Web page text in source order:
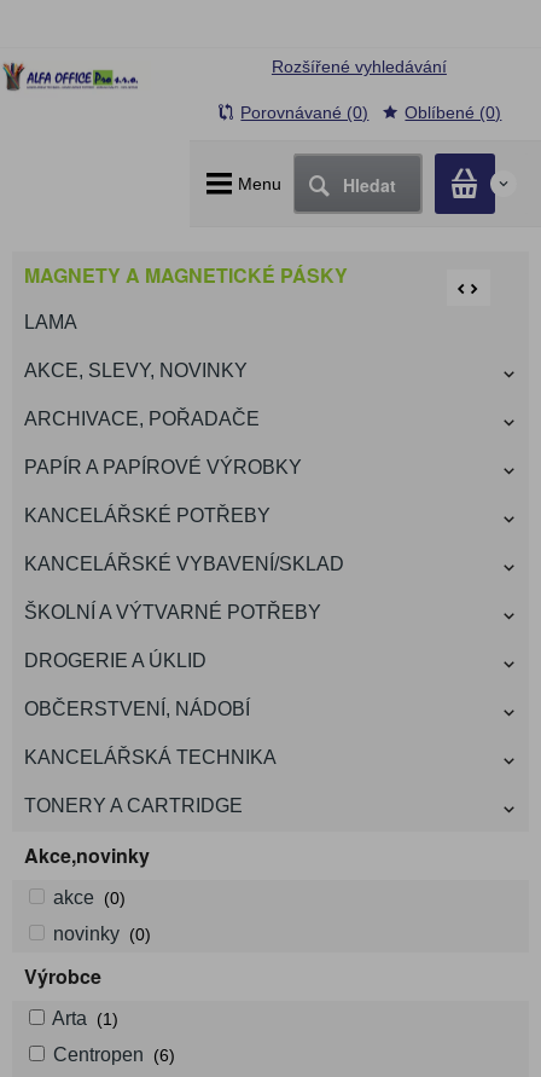
Menu Hledat 0
Rozšířené vyhledávání
Porovnávané (0) Oblíbené (0)
MAGNETY A MAGNETICKÉ PÁSKY
LAMA
AKCE, SLEVY, NOVINKY
ARCHIVACE, POŘADAČE
PAPÍR A PAPÍROVÉ VÝROBKY
KANCELÁŘSKÉ POTŘEBY
KANCELÁŘSKÉ VYBAVENÍ/SKLAD
ŠKOLNÍ A VÝTVARNÉ POTŘEBY
DROGERIE A ÚKLID
OBČERSTVENÍ, NÁDOBÍ
KANCELÁŘSKÁ TECHNIKA
TONERY A CARTRIDGE
Akce,novinky
akce (0)
novinky (0)
Výrobce
Arta (1)
Centropen (6)